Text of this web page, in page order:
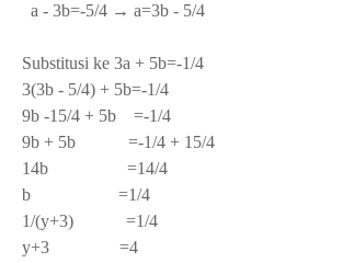
a - 3b=-5/4 → a=3b - 5/4
Substitusi ke 3a + 5b=-1/4
3(3b - 5/4) + 5b=-1/4
9b -15/4 + 5b =-1/4
9b + 5b =-1/4 + 15/4
14b =14/4
b =1/4
1/(y+3) =1/4
y+3 =4